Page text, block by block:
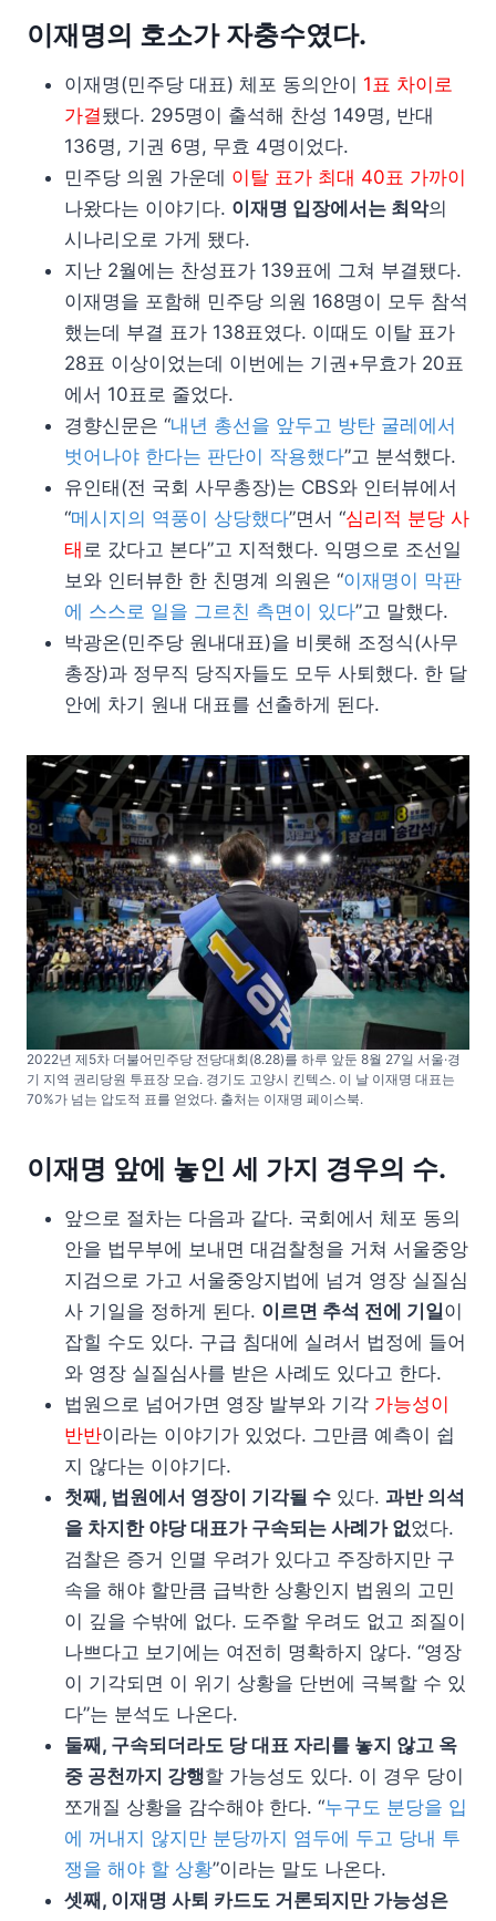
이재명의 호소가 자충수였다.
이재명(민주당 대표) 체포 동의안이 1표 차이로
가결됐다. 295명이 출석해 찬성 149명, 반대
136명, 기권 6명, 무효 4명이었다.
민주당 의원 가운데 이탈 표가 최대 40표 가까이
나왔다는 이야기다. 이재명 입장에서는 최악의
시나리오로 가게 됐다.
지난 2월에는 찬성표가 139표에 그쳐 부결됐다.
이재명을 포함해 민주당 의원 168명이 모두 참석
했는데 부결 표가 138표였다. 이때도 이탈 표가
28표 이상이었는데 이번에는 기권+무효가 20표
에서 10표로 줄었다.
경향신문은 “내년 총선을 앞두고 방탄 굴레에서
벗어나야 한다는 판단이 작용했다”고 분석했다.
유인태(전 국회 사무총장)는 CBS와 인터뷰에서
“메시지의 역풍이 상당했다”면서 “심리적 분당 사
태로 갔다고 본다”고 지적했다. 익명으로 조선일
보와 인터뷰한 한 친명계 의원은 “이재명이 막판
에 스스로 일을 그르친 측면이 있다”고 말했다.
박광온(민주당 원내대표)을 비롯해 조정식(사무
총장)과 정무직 당직자들도 모두 사퇴했다. 한 달
안에 차기 원내 대표를 선출하게 된다.
2022년 제5차 더불어민주당 전당대회(8.28)를 하루 앞둔 8월 27일 서울·경
기 지역 권리당원 투표장 모습. 경기도 고양시 킨텍스. 이 날 이재명 대표는
70%가 넘는 압도적 표를 얻었다. 출처는 이재명 페이스북.
이재명 앞에 놓인 세 가지 경우의 수.
앞으로 절차는 다음과 같다. 국회에서 체포 동의
안을 법무부에 보내면 대검찰청을 거쳐 서울중앙
지검으로 가고 서울중앙지법에 넘겨 영장 실질심
사 기일을 정하게 된다. 이르면 추석 전에 기일이
잡힐 수도 있다. 구급 침대에 실려서 법정에 들어
와 영장 실질심사를 받은 사례도 있다고 한다.
법원으로 넘어가면 영장 발부와 기각 가능성이
반반이라는 이야기가 있었다. 그만큼 예측이 쉽
지 않다는 이야기다.
첫째, 법원에서 영장이 기각될 수 있다. 과반 의석
을 차지한 야당 대표가 구속되는 사례가 없었다.
검찰은 증거 인멸 우려가 있다고 주장하지만 구
속을 해야 할만큼 급박한 상황인지 법원의 고민
이 깊을 수밖에 없다. 도주할 우려도 없고 죄질이
나쁘다고 보기에는 여전히 명확하지 않다. “영장
이 기각되면 이 위기 상황을 단번에 극복할 수 있
다”는 분석도 나온다.
둘째, 구속되더라도 당 대표 자리를 놓지 않고 옥
중 공천까지 강행할 가능성도 있다. 이 경우 당이
쪼개질 상황을 감수해야 한다. “누구도 분당을 입
에 꺼내지 않지만 분당까지 염두에 두고 당내 투
쟁을 해야 할 상황”이라는 말도 나온다.
셋째, 이재명 사퇴 카드도 거론되지만 가능성은